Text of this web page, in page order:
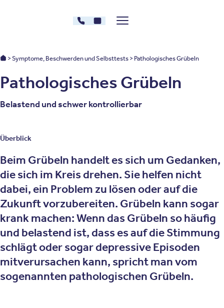
030 - 26478607
Kontakt
Menü zeigen/verstecken
Oberberg Kliniken: Startseite
Symptome, Beschwerden und Selbsttests Pathologisches Grübeln
Pathologisches Grübeln
Belastend und schwer kontrollierbar
Überblick
Beim Grübeln handelt es sich um Gedanken,
die sich im Kreis drehen. Sie helfen nicht
dabei, ein Problem zu lösen oder auf die
Zukunft vorzubereiten. Grübeln kann sogar
krank machen: Wenn das Grübeln so häufig
und belastend ist, dass es auf die Stimmung
schlägt oder sogar depressive Episoden
mitverursachen kann, spricht man vom
sogenannten pathologischen Grübeln.